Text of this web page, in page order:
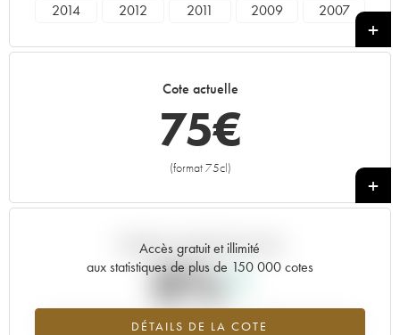
2014
2012 2011 2009
2007
Cote actuelle
75€
(format 75cl)
+
Accès gratuit et illimité
aux statistiques de plus de 150 000 cotes
DÉTAILS DE LA COTE
Tendance actuelle de la cote
0%
Tendance à la hausse du millésime 2006 en 2026 par rapport à